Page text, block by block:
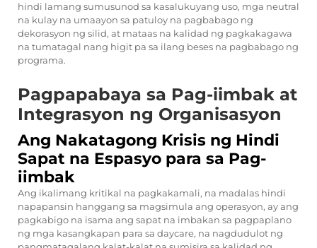
hindi lamang sumusunod sa kasalukuyang uso, mga neutral
na kulay na umaayon sa patuloy na pagbabago ng
dekorasyon ng silid, at mataas na kalidad ng pagkakagawa
na tumatagal nang higit pa sa ilang beses na pagbabago ng
programa.
Pagpapabaya sa Pag-iimbak at
Integrasyon ng Organisasyon
Ang Nakatagong Krisis ng Hindi
Sapat na Espasyo para sa Pag-
iimbak
Ang ikalimang kritikal na pagkakamali, na madalas hindi
napapansin hanggang sa magsimula ang operasyon, ay ang
pagkabigo na isama ang sapat na imbakan sa pagpaplano
ng mga kasangkapan para sa daycare, na nagdudulot ng